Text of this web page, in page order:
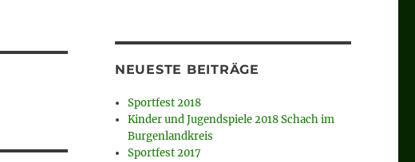
NEUESTE BEITRÄGE
Sportfest 2018
Kinder und Jugendspiele 2018 Schach im
Burgenlandkreis
Sportfest 2017